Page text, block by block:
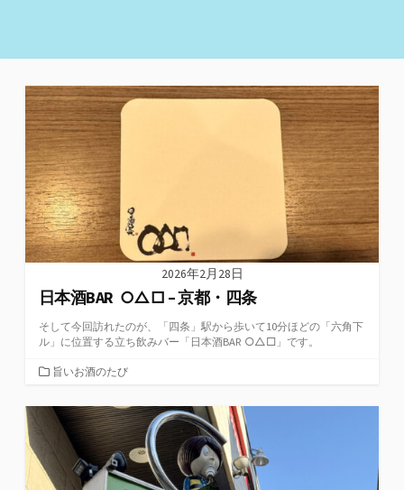
2026年2月28日
日本酒BAR ○△□ – 京都・四条
そして今回訪れたのが、「四条」駅から歩いて10分ほどの「六角下
ル」に位置する立ち飲みバー「日本酒BAR ○△□」です。
カ
ゴ
リ
旨いお酒のたび